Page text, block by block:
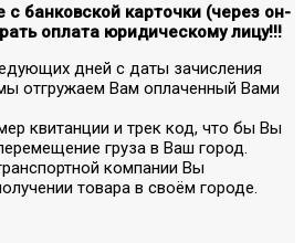
банковской карточки (через он-
оплата юридическому лицу!!!
дней с даты зачисления
отгружаем Вам оплаченный Вами
квитанции и трек код, что бы Вы
груза в Ваш город.
компании Вы
товара в своём городе.